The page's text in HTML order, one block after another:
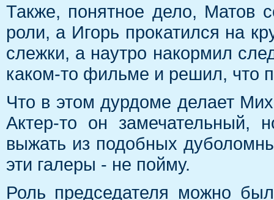
Также, понятное дело, Матов
роли, а Игорь прокатился на
слежки, а наутро накормил
каком-то фильме и решил, что
Что в этом дурдоме делает
Актер-то он замечательный,
выжать из подобных
эти галеры - не пойму.
Роль председателя можно